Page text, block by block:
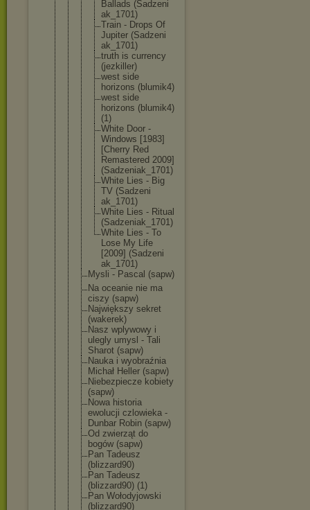
Ballads (Sadzeni
ak_1701)
Train - Drops Of
Jupiter (Sadzeni
ak_1701)
truth is currency
(jezkill er)
west side
horizons (blumik4)
west side
horizons (blumik4)
(1)
White Door -
Windows [1983]
[Cherry Red
Remastered 2009]
(Sadzeniak_1701)
White Lies - Big
TV (Sadzeni
ak_1701)
White Lies - Ritual
(Sadzeniak_1701)
White Lies - To
Lose My Life
[2009] (Sadzeni
ak_1701)
Mysli - Pascal (sapw)
Na oceanie nie ma
ciszy (sapw)
Największy sekret
(wakerek)
Nasz wplywowy i
ulegly umysl - Tali
Sharot (sapw)
Nauka i wyobraźnia
Michał Heller (sapw)
Niebezpiecze kobiety
(sapw)
Nowa historia
ewolucji czlowieka -
Dunbar Robin (sapw)
Od zwierząt do
bogów (sapw)
Pan Tadeusz
(blizzard90)
Pan Tadeusz
(blizzard90) (1)
Pan Wołodyjowski
(blizzard90)